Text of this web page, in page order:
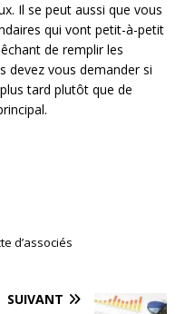
Il se peut aussi que vous
qui vont petit-à-petit
de remplir les
devez vous demander si
tard plutôt que de
d’associés
SUIVANT